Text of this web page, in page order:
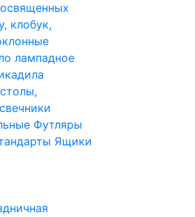
клобук,
лампадное
Футляры
Ящики